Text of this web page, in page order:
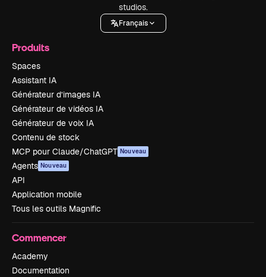
studios.
Français
Produits
Spaces
Assistant IA
Générateur d’images IA
Générateur de vidéos IA
Générateur de voix IA
Contenu de stock
MCP pour Claude/ChatGPT Nouveau
Agents Nouveau
API
Application mobile
Tous les outils Magnific
Commencer
Academy
Documentation